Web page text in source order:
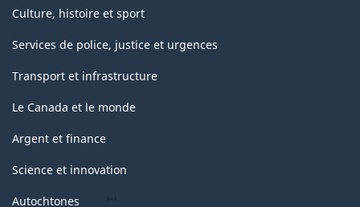
Culture, histoire et sport
Services de police, justice et urgences
Transport et infrastructure
Le Canada et le monde
Argent et finance
Science et innovation
Autochtones